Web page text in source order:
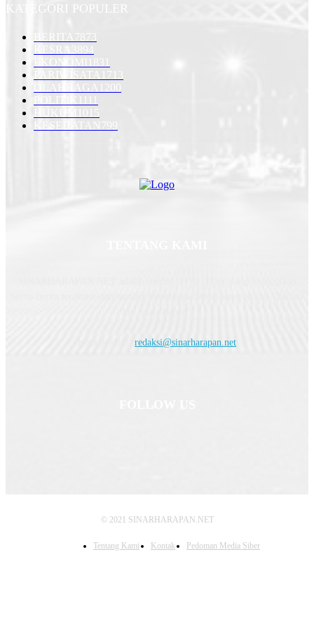
KATEGORI POPULER
BERITA 7873
KESRA
3894
EKONOMI
1831
PARIWISATA
1713
OLAHRAGA
1200
HUKUM
1015
KESEHATAN 799
redaksi@sinarharapan.net
© 2021 SINARHARAPAN.NET
Tentang Kami Kontak Pedoman Media Siber